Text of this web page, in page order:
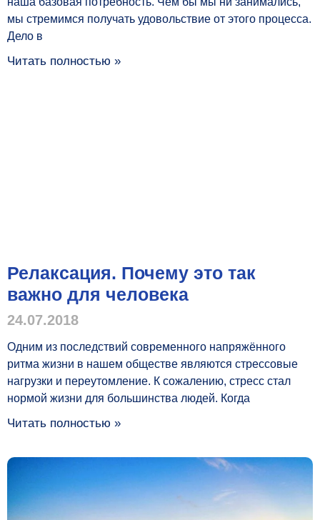
мы стремимся получать удовольствие от этого процесса.
Дело в
Читать полностью »
Релаксация. Почему это так
важно для человека
24.07.2018
Одним из последствий современного напряжённого
ритма жизни в нашем обществе являются стрессовые
нагрузки и переутомление. К сожалению, стресс стал
нормой жизни для большинства людей. Когда
Читать полностью »